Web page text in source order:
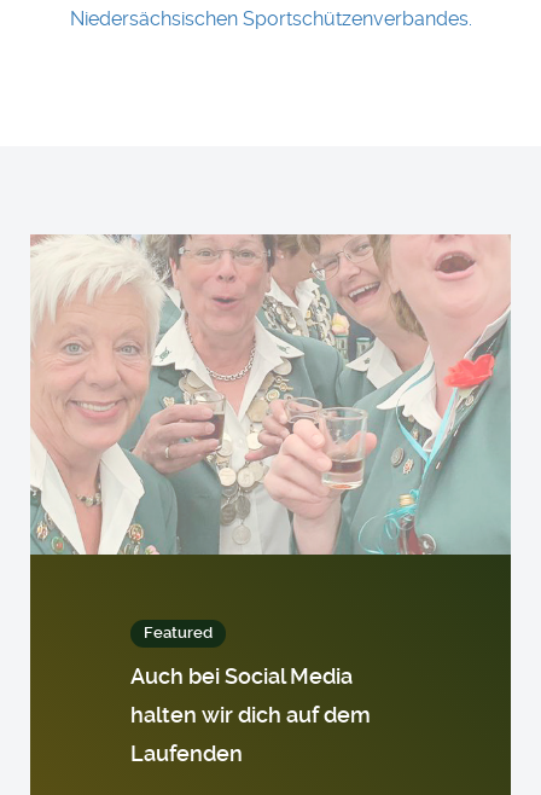
Niedersächsischen Sportschützenverbandes.
Featured
Auch bei Social Media
halten wir dich auf dem
Laufenden